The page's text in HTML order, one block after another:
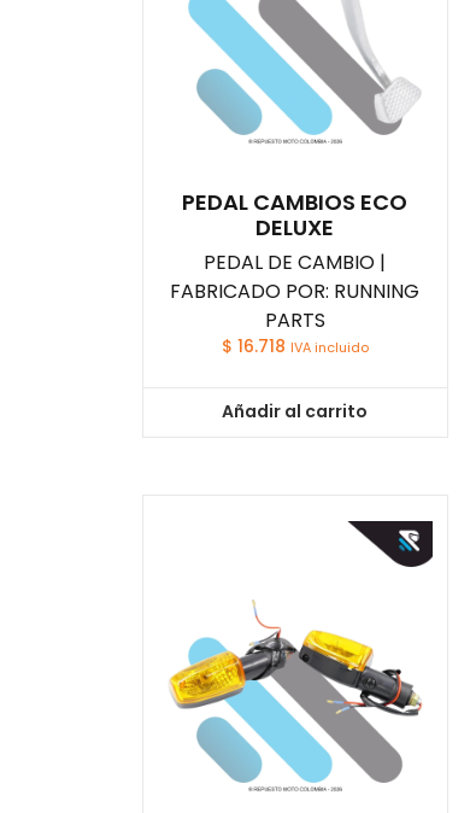
PEDAL CAMBIOS ECO
DELUXE
PEDAL DE CAMBIO |
FABRICADO POR: RUNNING
PARTS
$ 16.718 IVA incluido
Añadir al carrito